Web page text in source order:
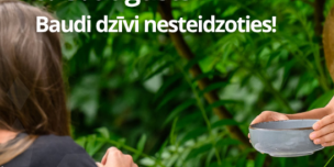
Datums